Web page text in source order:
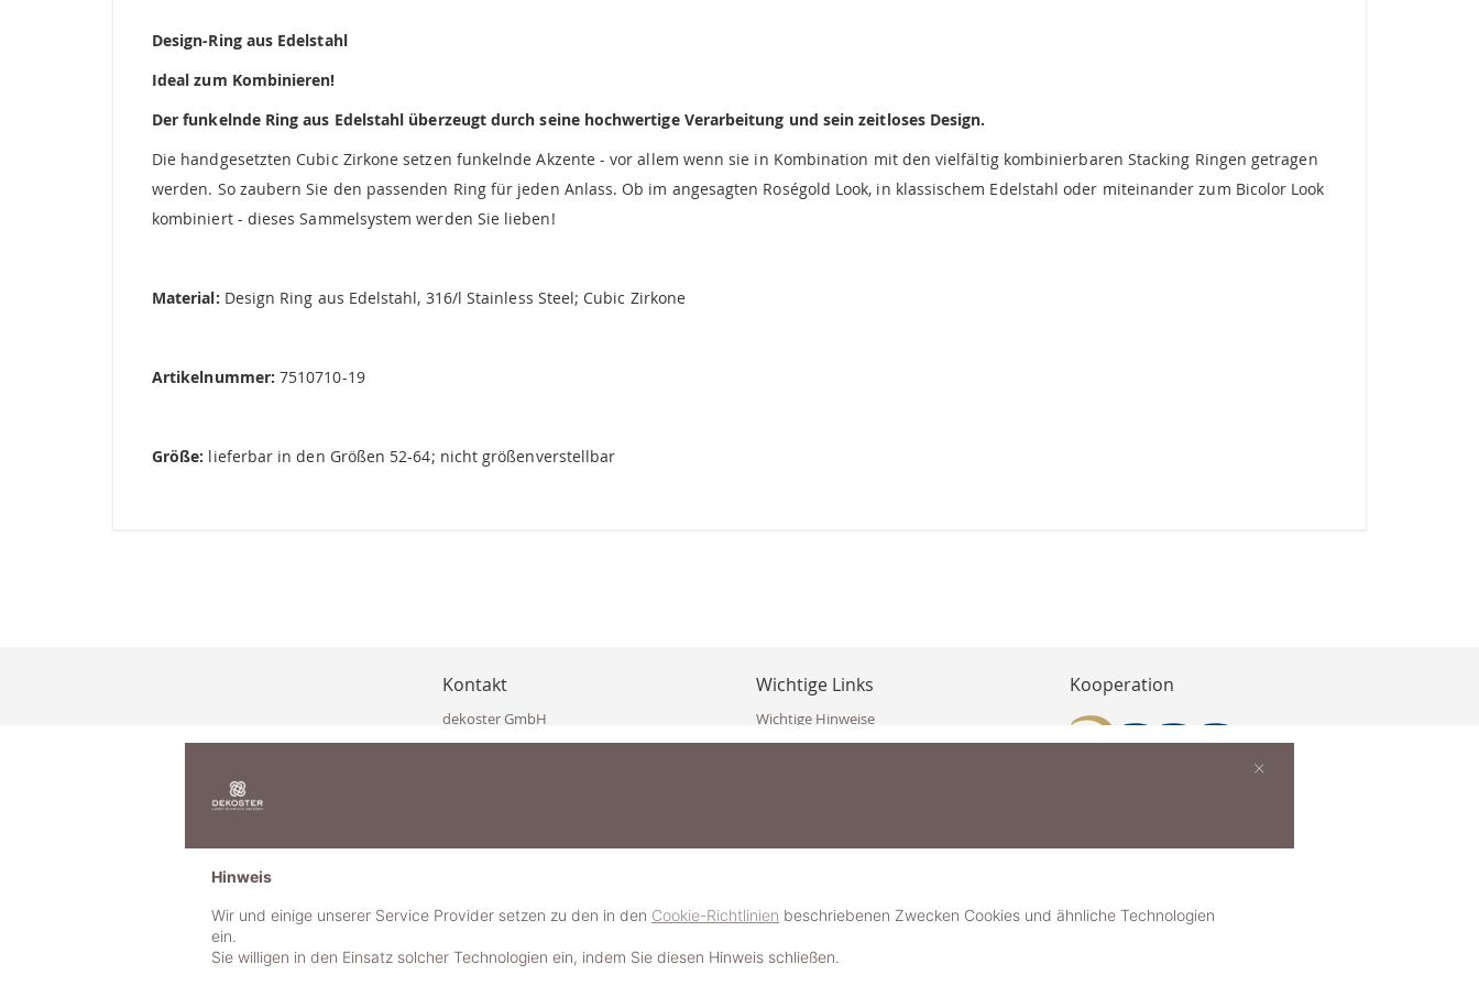
Design-Ring aus Edelstahl
Ideal zum Kombinieren!
Der funkelnde Ring aus Edelstahl überzeugt durch seine hochwertige Verarbeitung und sein zeitloses Design.
Die handgesetzten Cubic Zirkone setzen funkelnde Akzente - vor allem wenn sie in Kombination mit den vielfältig kombinierbaren Stacking Ringen getragen
werden. So zaubern Sie den passenden Ring für jeden Anlass. Ob im angesagten Roségold Look, in klassischem Edelstahl oder miteinander zum Bicolor Look
kombiniert - dieses Sammelsystem werden Sie lieben!
Material: Design Ring aus Edelstahl, 316/l Stainless Steel; Cubic Zirkone
Artikelnummer: 7510710-19
Größe: lieferbar in den Größen 52-64; nicht größenverstellbar
Kontakt
dekoster GmbH
Eisenkappler Str. 10
+43 677 623 47 410 (WhatsApp)
Wichtige Links
Wichtige Hinweise
Häufig gestellte Fragen (FAQ)
Impressum
Schmuckerlebnis / Schmuckparty buchen
Schmuck- & Styleguide werden
Kooperation
Hinweis
Wir und einige unserer Service Provider setzen zu den in den Cookie-Richtlinien beschriebenen Zwecken Cookies und ähnliche Technologien
ein.
Sie willigen in den Einsatz solcher Technologien ein, indem Sie diesen Hinweis schließen.
×